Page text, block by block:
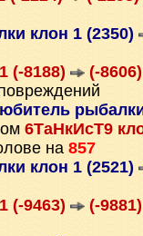
клон 1 (2350)
(-8188) (-8606)
6ТаНкИсТ9
на 857
клон 1 (2521)
(-9463) (-9881)